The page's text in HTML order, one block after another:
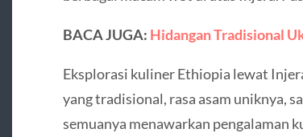
BACA JUGA: Hidangan Tradisional
Eksplorasi kuliner Ethiopia lewat
yang tradisional, rasa asam uniknya,
semuanya menawarkan pengalaman